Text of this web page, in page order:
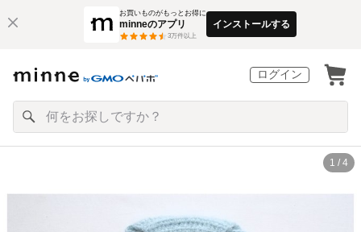
お買いものがもっとお得に
minneのアプリ
3万件以上
インストールする
ログイン
1 / 4